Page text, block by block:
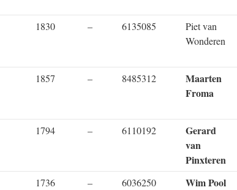
1830 – 6135085
Piet van
Wonderen
1857 – 8485312
Maarten
Froma
1794 – 6110192
Gerard
van
Pinxteren
1736 – 6036250 Wim Pool